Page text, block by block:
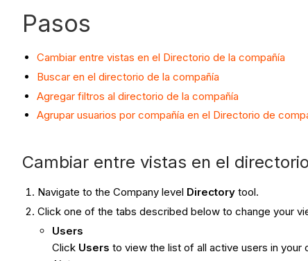
Pasos
Cambiar entre vistas en el Directorio de la compañía
Buscar en el directorio de la compañía
Agregar filtros al directorio de la compañía
Agrupar usuarios por compañía en el Directorio de
Cambiar entre vistas en el
Navigate to the Company level Directory tool.
Click one of the tabs described below to change your
Users
Click Users to view the list of all active users in